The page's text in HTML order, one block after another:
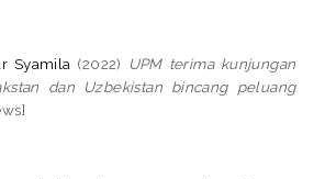
Syamila (2022)
UPM terima kunjungan
dan Uzbekistan bincang peluang